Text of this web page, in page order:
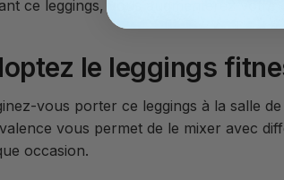
ce leggings, vous augmenterez votre
le leggings
vous porter ce leggings à la salle
vous permet de le mixer avec
occasion.